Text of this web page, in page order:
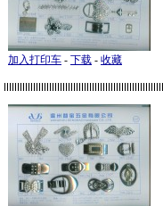
加入打印车 - 下载 - 收藏